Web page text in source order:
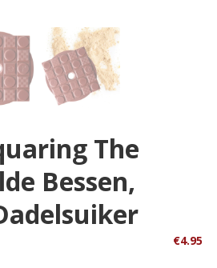
The
Bessen,
€4.95